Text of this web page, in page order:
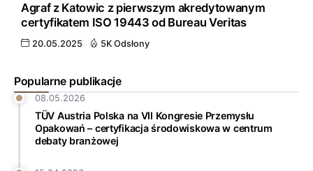
Popularne publikacje
08.05.2026
TÜV Austria Polska na VII Kongresie Przemysłu
Opakowań – certyfikacja środowiskowa w centrum
debaty branżowej
Agraf z Katowic z pierwszym akredytowanym
certyfikatem ISO 19443 od Bureau Veritas
20.05.2025 5K Odsłony